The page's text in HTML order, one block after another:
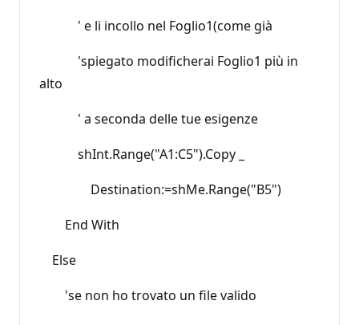
' e li incollo nel Foglio1(come già
'spiegato modificherai Foglio1 più in
alto
' a seconda delle tue esigenze
shInt.Range("A1:C5").Copy _
Destination:=shMe.Range("B5")
End With
Else
'se non ho trovato un file valido